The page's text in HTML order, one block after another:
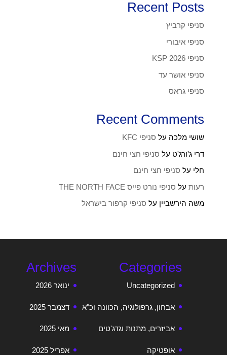
Recent Posts
סניפי קרביץ
סניפי איבורי
סניפי KSP 2026
סניפי אושר עד
סניפי גראס
Recent Comments
שושי מלכה על סניפי KFC
דרי ג'ורג'ט על סניפי חצי חינם
חלי על סניפי חצי חינם
רעותעל סניפי נורט פייס THE NORTH FACE
משה הירשביין על סניפי קרפור בישראל
Archives
ינואר 2026
דצמבר 2025
מאי 2025
אפריל 2025
Categories
Uncategorized
אבחון, גרפולוגיה, הכוונה וכ"א
אביזרים, מתנות וגדג'טים
אופטיקה